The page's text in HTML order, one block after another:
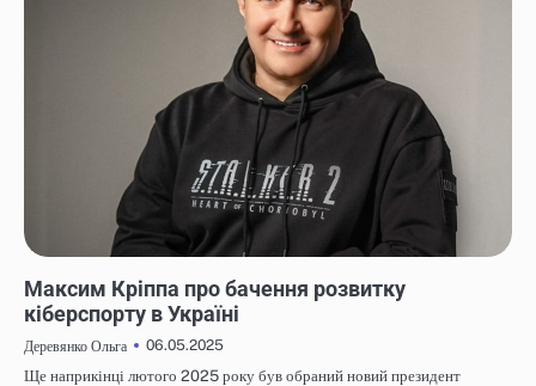
Максим Кріппа про бачення розвитку
кіберспорту в Україні
Деревянко Ольга
06.05.2025
Ще наприкінці лютого 2025 року був обраний новий президент